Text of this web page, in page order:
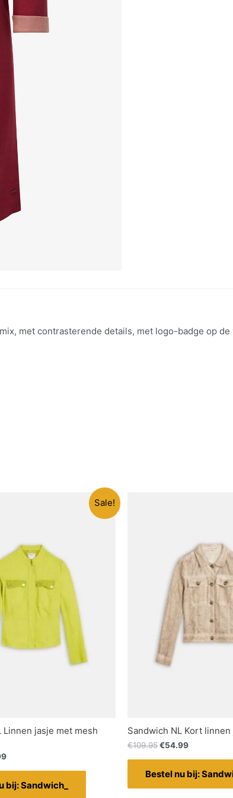
met contrasterende details, met logo-badge op
Sale!
Linnen jasje met mesh
bij: Sandwich_
Sandwich NL Kort linnen
€109.95€54.99
Bestel nu bij: